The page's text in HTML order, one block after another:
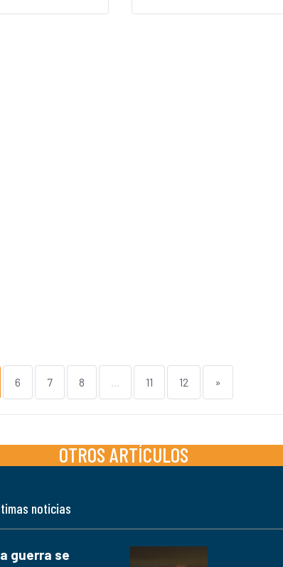
6 7 8 ... 11 12 »
OTROS ARTÍCULOS
noticias
guerra se